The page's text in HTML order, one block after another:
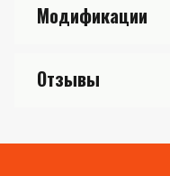
Модификации
Отзывы